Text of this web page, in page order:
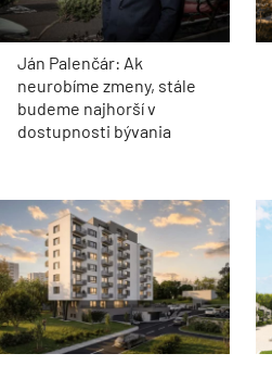
Ján Palenčár: Ak
neurobíme zmeny, stále
budeme najhorší v
dostupnosti bývania